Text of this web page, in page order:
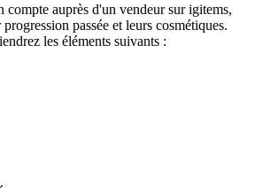
compte auprès d'un vendeur sur igitems,
passée et leurs cosmétiques.
les éléments suivants :